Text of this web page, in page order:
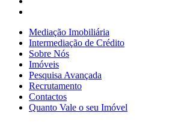
Mediação Imobiliária
Intermediação de Crédito
Sobre Nós
Imóveis
Pesquisa Avançada
Recrutamento
Contactos
Quanto Vale o seu Imóvel